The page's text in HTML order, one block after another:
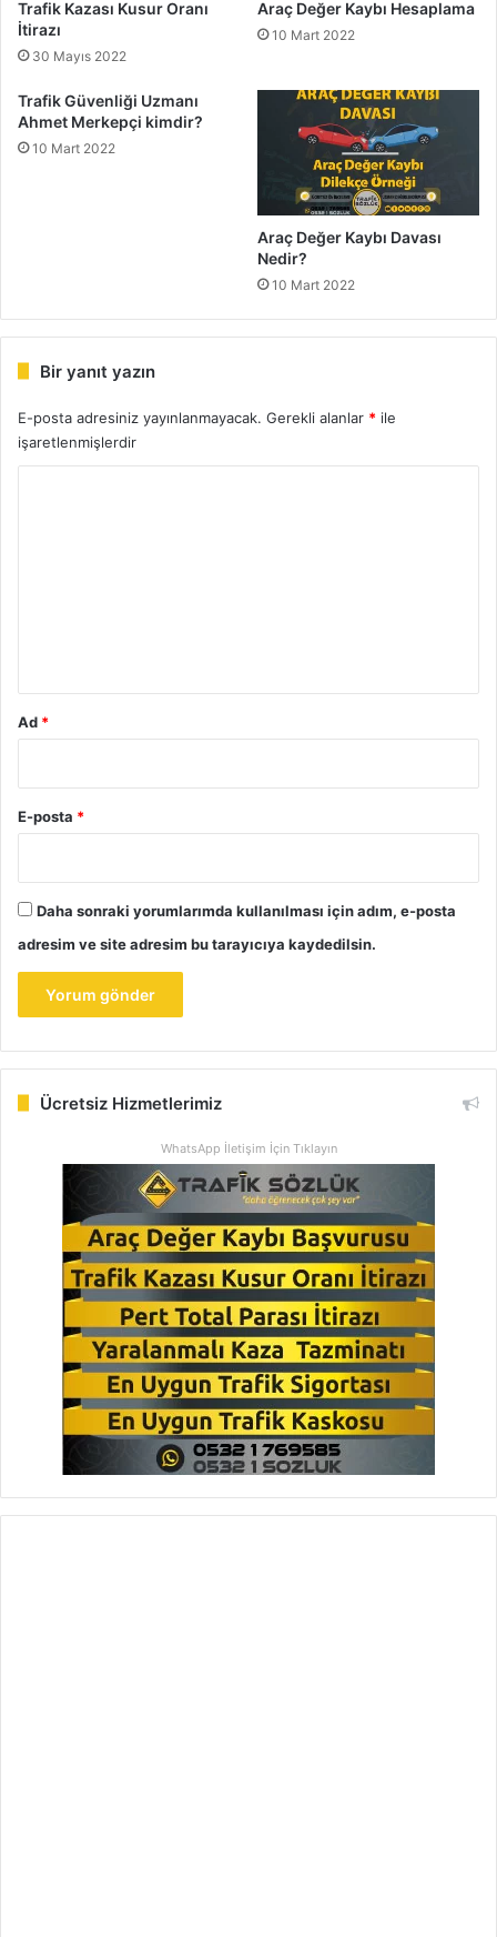
Trafik Kazası Kusur Oranı
İtirazı
30 Mayıs 2022
Araç Değer Kaybı Hesaplama
10 Mart 2022
Trafik Güvenliği Uzmanı
Ahmet Merkepçi kimdir?
10 Mart 2022
Araç Değer Kaybı Davası
Nedir?
10 Mart 2022
Bir yanıt yazın
E-posta adresiniz yayınlanmayacak. Gerekli alanlar * ile
işaretlenmişlerdir
Ad *
E-posta *
Daha sonraki yorumlarımda kullanılması için adım, e-posta
adresim ve site adresim bu tarayıcıya kaydedilsin.
Ücretsiz Hizmetlerimiz
WhatsApp İletişim İçin Tıklayın